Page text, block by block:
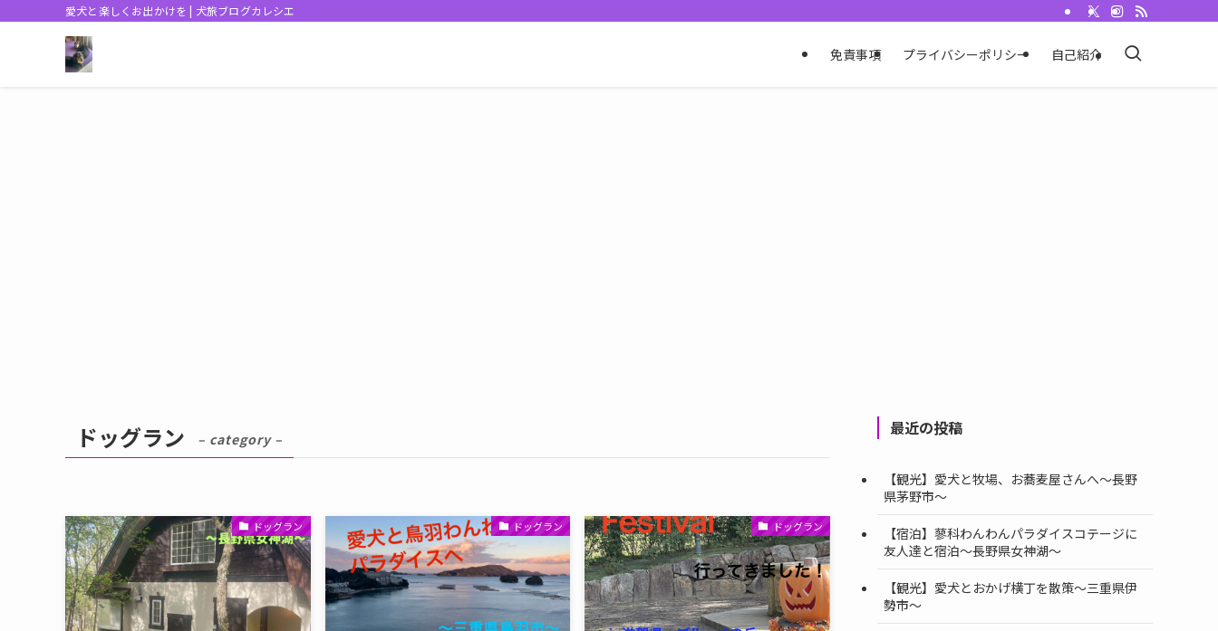
愛犬と楽しくお出かけを | 犬旅ブログカレシエ
免責事項 プライバシーポリシー 自己紹介
ドッグラン – category –
ドッグラン ドッグラン ドッグラン
最近の投稿
【観光】愛犬と牧場、お蕎麦屋さんへ〜長野
県茅野市〜
【宿泊】蓼科わんわんパラダイスコテージに
友人達と宿泊〜長野県女神湖〜
【観光】愛犬とおかげ横丁を散策〜三重県伊
勢市〜